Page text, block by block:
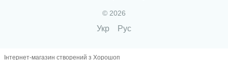
© 2026
Укр Рус
Інтернет-магазин створений з Хорошоп